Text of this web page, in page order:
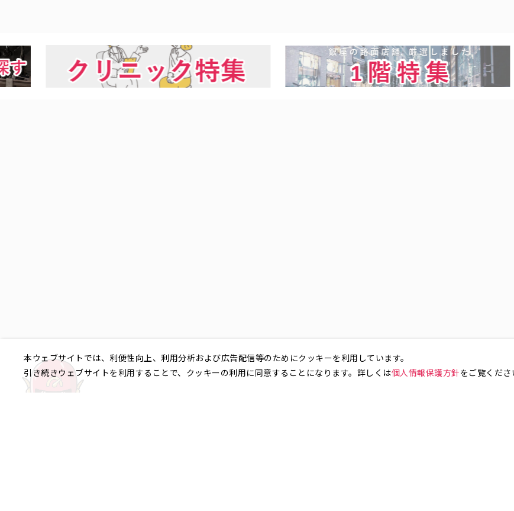
本ウェブサイトでは、利便性向上、利用分析および広告配信等のためにクッキーを利用しています。
引き続きウェブサイトを利用することで、クッキーの利用に同意することになります。詳しくは個人情報保護方針をご覧くださ